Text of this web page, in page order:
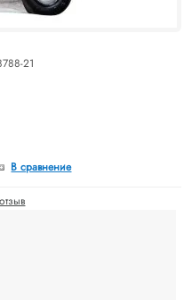
21
В сравнение